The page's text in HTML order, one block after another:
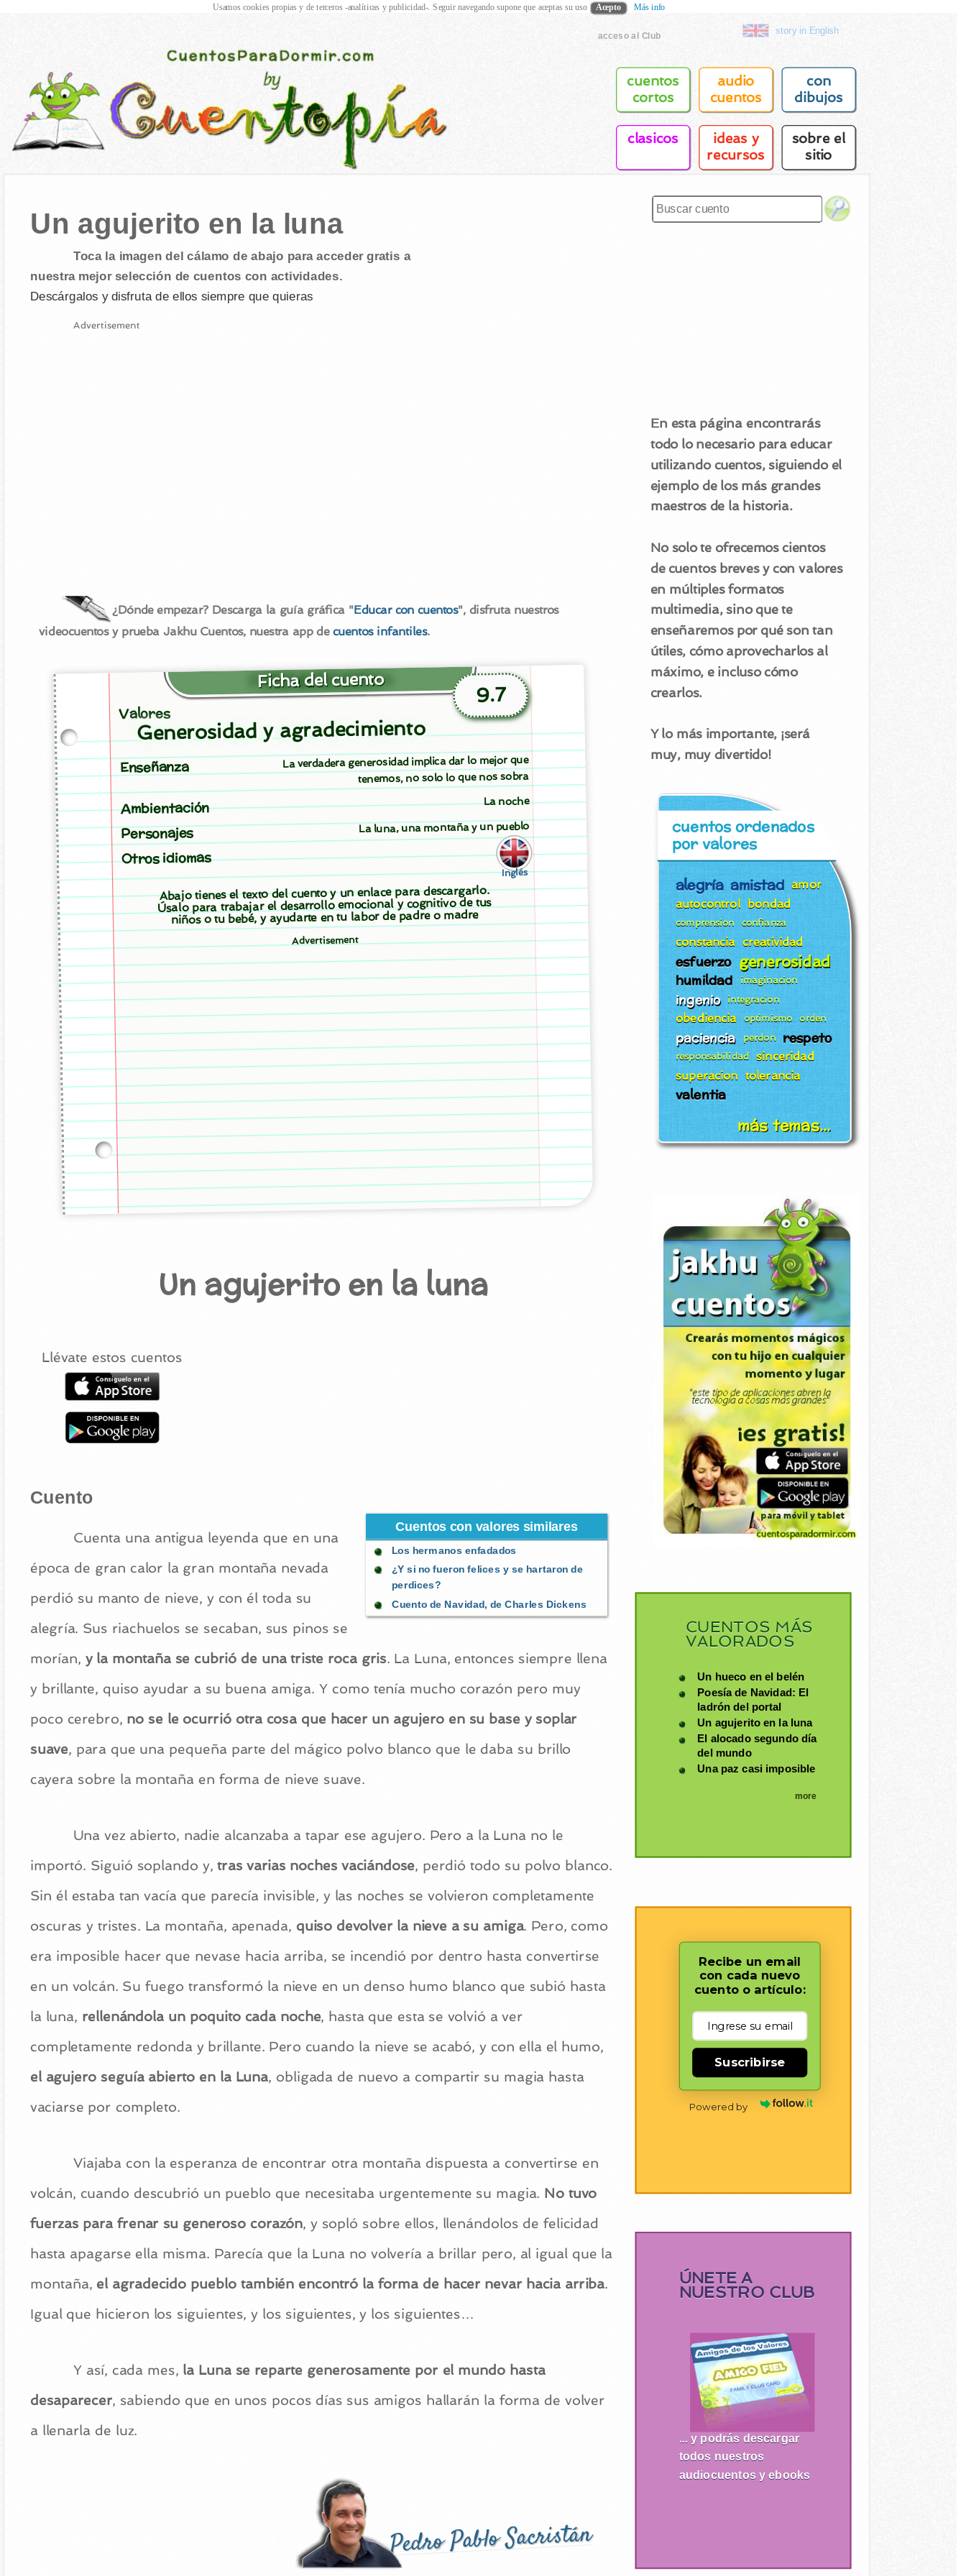
acceso al Club
story in English
cuentos
cortos
audio
cuentos
con
dibujos
clasicos ideas y
recursos
sobre el
sitio
Un agujerito en la luna
Toca la imagen del cálamo de abajo para acceder gratis a
nuestra mejor selección de cuentos con actividades.
Descárgalos y disfruta de ellos siempre que quieras
Advertisement
¿Dónde empezar? Descarga la guía gráfica "Educar con cuentos", disfruta nuestros
videocuentos y prueba Jakhu Cuentos, nuestra app decuentos infantiles.
Ficha del cuento
9.7
Valores
Generosidad y agradecimiento
Enseñanza La verdadera generosidad implica dar lo mejor que
tenemos, no solo lo que nos sobra
Ambientación La noche
Personajes La luna, una montaña y un pueblo
Otros idiomas
Inglés
Abajo tienes el texto del cuento y un enlace para descargarlo.
Úsalo para trabajar el desarrollo emocional y cognitivo de tus
niños o tu bebé, y ayudarte en tu labor de padre o madre
Advertisement
Un agujerito en la luna
Llévate estos cuentos
Cuento
Cuentos con valores similares
Los hermanos enfadados
¿Y si no fueron felices y se hartaron de
perdices?
Cuento de Navidad, de Charles Dickens
Cuenta una antigua leyenda que en una
época de gran calor la gran montaña nevada
perdió su manto de nieve, y con él toda su
alegría. Sus riachuelos se secaban, sus pinos se
morían, y la montaña se cubrió de una triste roca gris. La Luna, entonces siempre llena
y brillante, quiso ayudar a su buena amiga. Y como tenía mucho corazón pero muy
poco cerebro, no se le ocurrió otra cosa que hacer un agujero en su base y soplar
suave, para que una pequeña parte del mágico polvo blanco que le daba su brillo
cayera sobre la montaña en forma de nieve suave.
Una vez abierto, nadie alcanzaba a tapar ese agujero. Pero a la Luna no le
importó. Siguió soplando y, tras varias noches vaciándose, perdió todo su polvo blanco.
Sin él estaba tan vacía que parecía invisible, y las noches se volvieron completamente
oscuras y tristes. La montaña, apenada, quiso devolver la nieve a su amiga. Pero, como
era imposible hacer que nevase hacia arriba, se incendió por dentro hasta convertirse
en un volcán. Su fuego transformó la nieve en un denso humo blanco que subió hasta
la luna, rellenándola un poquito cada noche, hasta que esta se volvió a ver
completamente redonda y brillante. Pero cuando la nieve se acabó, y con ella el humo,
el agujero seguía abierto en la Luna, obligada de nuevo a compartir su magia hasta
vaciarse por completo.
Viajaba con la esperanza de encontrar otra montaña dispuesta a convertirse en
volcán, cuando descubrió un pueblo que necesitaba urgentemente su magia. No tuvo
fuerzas para frenar su generoso corazón, y sopló sobre ellos, llenándolos de felicidad
hasta apagarse ella misma. Parecía que la Luna no volvería a brillar pero, al igual que la
montaña, el agradecido pueblo también encontró la forma de hacer nevar hacia arriba.
Igual que hicieron los siguientes, y los siguientes, y los siguientes…
Y así, cada mes, la Luna se reparte generosamente por el mundo hasta
desaparecer, sabiendo que en unos pocos días sus amigos hallarán la forma de volver
a llenarla de luz.
Pedro Pablo Sacristán
En esta página encontrarás
todo lo necesario para educar
utilizando cuentos, siguiendo el
ejemplo de los más grandes
maestros de la historia.
No solo te ofrecemos cientos
de cuentos breves y con valores
en múltiples formatos
multimedia, sino que te
enseñaremos por qué son tan
útiles, cómo aprovecharlos al
máximo, e incluso cómo
crearlos.
Y lo más importante, ¡será
muy, muy divertido!
cuentos ordenados
por valores
alegría amistad amor
autocontrol bondad
comprension confianza
constancia creatividad
esfuerzo generosidad
humildad imaginacion
ingenio integracion
obediencia optimismo orden
paciencia perdon respeto
responsabilidad sinceridad
superacion tolerancia
valentia
más temas...
CUENTOS MÁS
VALORADOS
Un hueco en el belén
Poesía de Navidad: El
ladrón del portal
Un agujerito en la luna
El alocado segundo día
del mundo
Una paz casi imposible
more
Recibe un email
con cada nuevo
cuento o artículo:
Suscribirse
Powered by
ÚNETE A
NUESTRO CLUB
... y podrás descargar
todos nuestros
audiocuentos y ebooks
Usamos cookies propias y de terceros -analíticas y publicidad-. Seguir navegando supone que aceptas su uso Acepto Más info